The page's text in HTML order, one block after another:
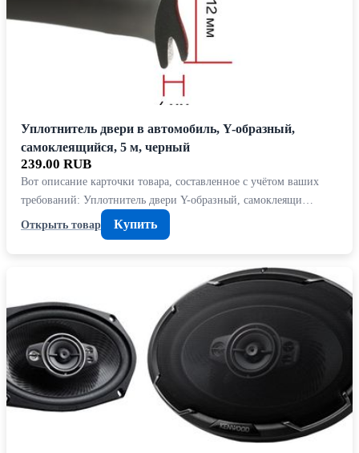
Уплотнитель двери в автомобиль, Y-образный,
самоклеящийся, 5 м, черный
239.00 RUB
Вот описание карточки товара, составленное с учётом ваших
требований: Уплотнитель двери Y-образный, самоклеящи…
Открыть товар
Купить